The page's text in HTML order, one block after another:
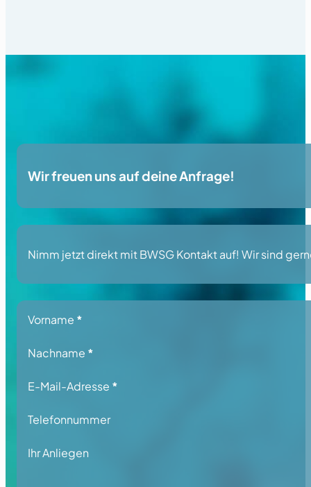
Wir freuen uns auf deine Anfrage!
Nimm jetzt direkt mit BWSG Kontakt auf! Wir sind
Section
Vorname *
Nachname *
E-Mail-Adresse *
Telefonnummer
Ihr Anliegen